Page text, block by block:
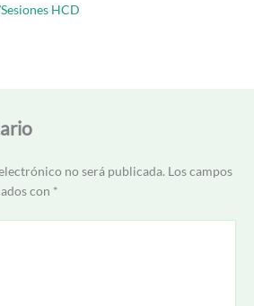
Sesiones HCD
no será publicada. Los campos
con *